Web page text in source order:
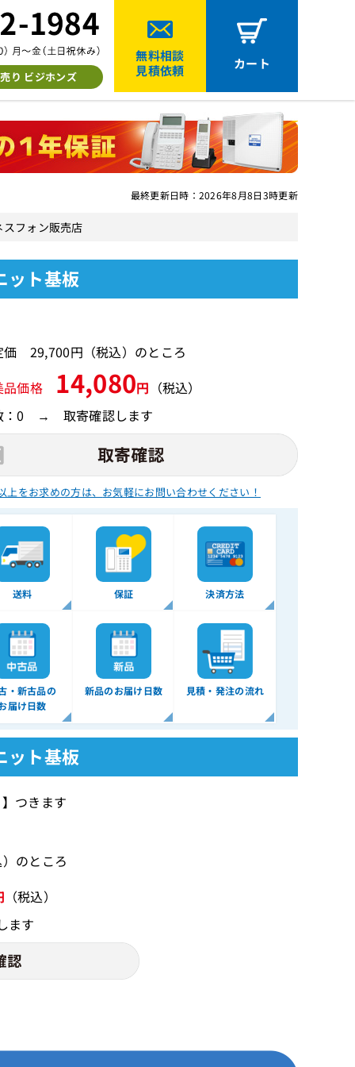
り ビジホンズ
無料相談
見積依頼
カート
最終更新日時：2026年8月8日3時更新
フォン販売店
ット基板
価 29,700円（税込）のところ
品価格 14,080円 （税込）
：0 → 取寄確認します
上をお求めの方は、 お気軽にお問い合わせください！
送料 保証 決済方法
・新古品の
届け日数
新品のお届け日数 見積・発注の流れ
ット基板
つきます
のところ
（税込）
ます